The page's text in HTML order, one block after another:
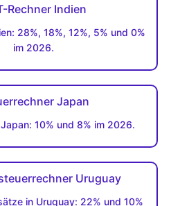
Rechner Indien
28%, 18%, 12%, 5% und 0%
im 2026.
Japan
10% und 8% im 2026.
Uruguay
in Uruguay: 22% und 10%